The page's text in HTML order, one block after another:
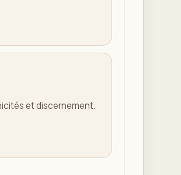
et discernement.